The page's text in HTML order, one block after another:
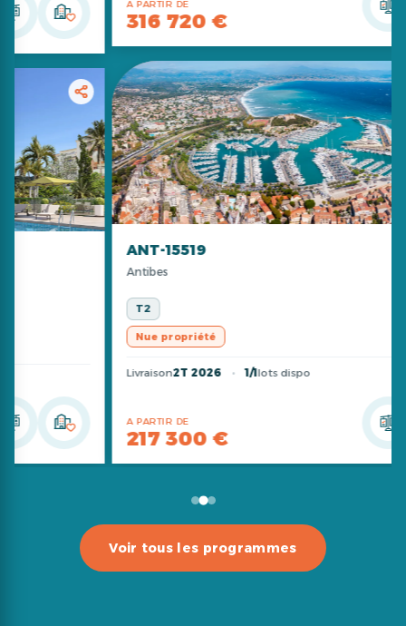
A PARTIR DE
316 720 €
2T 2026 1/1lots dispo
A PARTIR DE
217 300 €
Voir tous les programmes